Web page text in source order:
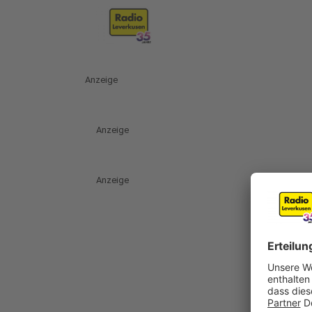
Anzeige
Anzeige
Anzeige